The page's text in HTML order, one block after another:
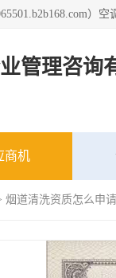
管理咨询
商机
烟道清洗资质怎么申